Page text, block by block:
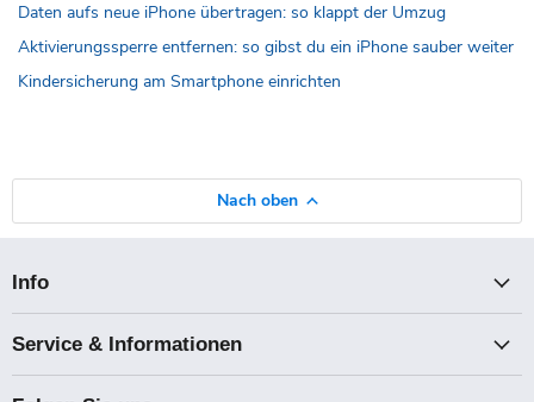
Daten aufs neue iPhone übertragen: so klappt der Umzug
Aktivierungssperre entfernen: so gibst du ein iPhone sauber weiter
Kindersicherung am Smartphone einrichten
Nach oben
Info
Service & Informationen